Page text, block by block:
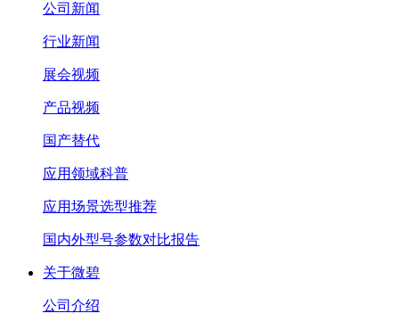
公司新闻
行业新闻
展会视频
产品视频
国产替代
应用领域科普
应用场景选型推荐
国内外型号参数对比报告
关于微碧
公司介绍